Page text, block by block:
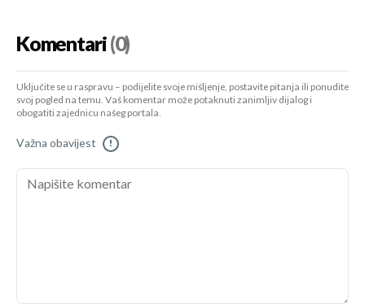
Komentari(0)
Uključite se u raspravu – podijelite svoje mišljenje, postavite pitanja ili ponudite
svoj pogled na temu. Vaš komentar može potaknuti zanimljiv dijalog i
obogatiti zajednicu našeg portala.
Važna obavijest !